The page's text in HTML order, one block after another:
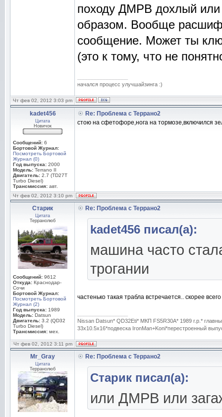
походу ДМРВ дохлый
образом. Вообще
сообщение. Может ты
(это к тому, что не
начался процесс улучшайзинга :)
Чт фев 02, 2012 3:03 pm
kadet456
Цитата
Новичок
Сообщений: 6
Бортовой Журнал:
Посмотреть Бортовой
Журнал (0)
Год выпуска: 2000
Модель: Terrano II
Двигатель: 2.7 (TD27T
Turbo Diesel)
Трансмиссия: авт.
Re: Проблема с Террано2
стою на сфетофоре,нога на тормозе,включился
Чт фев 02, 2012 3:10 pm
Старик
Цитата
Терранолюб
Сообщений: 9612
Откуда: Краснодар-
Сочи
Бортовой Журнал:
Посмотреть Бортовой
Журнал (2)
Год выпуска: 1989
Модель: Datsun
Двигатель: 3.2 (QD32
Turbo Diesel)
Трансмиссия: мех.
Re: Проблема с Террано2
kadet456 писал(а):
машина часто
трогании
частенько такая трабла встречается.. скорее
Nissan Datsun* QD32Eti* МКП FS5R30A* 1989 г.р.*
33x10.5x16*подвеска IronMan+Koni*перестроенный
Чт фев 02, 2012 3:11 pm
Mr_Gray
Цитата
Терранолюб
Re: Проблема с Террано2
Старик писал(а):
или ДМРВ или